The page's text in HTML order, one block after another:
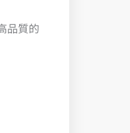
品質的